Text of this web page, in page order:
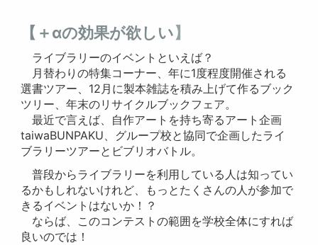
【＋αの効果が欲しい】
ライブラリーのイベントといえば？
月替わりの特集コーナー、年に1度程度開催される
選書ツアー、12月に製本雑誌を積み上げて作るブック
ツリー、年末のリサイクルブックフェア。
最近で言えば、自作アートを持ち寄るアート企画
taiwaBUNPAKU、グループ校と協同で企画したライ
ブラリーツアーとビブリオバトル。
普段からライブラリーを利用している人は知ってい
るかもしれないけれど、もっとたくさんの人が参加で
きるイベントはないか！？
ならば、このコンテストの範囲を学校全体にすれば
良いのでは！